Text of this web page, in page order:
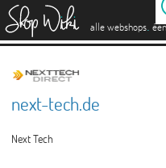
alle webshops.
next-tech.de
Next Tech